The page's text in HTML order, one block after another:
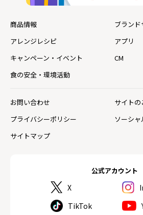
公式アカウント
X
TikTok
商品情報
ブランド
アレンジレシピ
アプリ
キャンペーン・イベント
CM
食の安全・環境活動
お問い合わせ
サイト
プライバシーポリシー
ソーシ
サイトマップ